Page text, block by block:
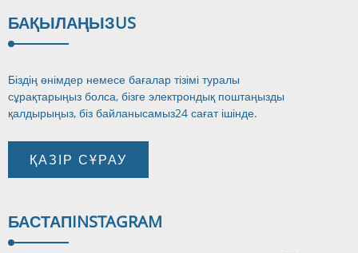
БАҚЫЛАҢЫЗUS
Біздің өнімдер немесе бағалар тізімі туралы
сұрақтарыңыз болса, бізге электрондық поштаңызды
қалдырыңыз, біз байланысамыз24 сағат ішінде.
ҚАЗІР СҰРАУ
БАСТАПINSTAGRAM